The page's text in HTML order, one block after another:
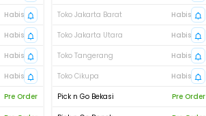
Habis
Habis
Habis
Habis
Pre Order
Toko Jakarta Barat
Habis
Toko Jakarta Utara
Habis
Toko Tangerang
Habis
Toko Cikupa
Habis
Pick n Go Bekasi
Pre Order